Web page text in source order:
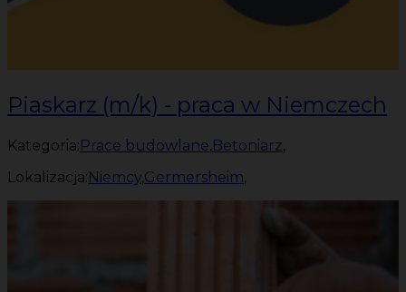
Piaskarz (m/k) - praca w Niemczech
Kategoria: Prace budowlane,Betoniarz,
Lokalizacja: Niemcy,Germersheim,